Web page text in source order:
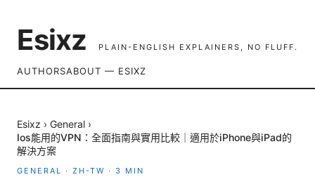
Esixz PLAIN-ENGLISH EXPLAINERS, NO FLUFF.
AUTHORSABOUT — ESIXZ
Esixz › General ›
Ios能用的VPN：全面指南與實用比較｜適用於iPhone與iPad的
解決方案
GENERAL · ZH-TW · 3 MIN